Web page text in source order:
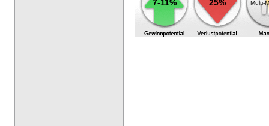
7-11% 25% Multi-